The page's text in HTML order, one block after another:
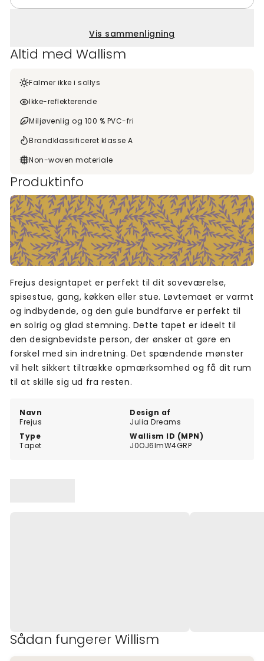
Vis sammenligning
Altid med Wallism
Falmer ikke i sollys
Ikke-reflekterende
Miljøvenlig og 100 % PVC-fri
Brandklassificeret klasse A
Non-woven materiale
Produktinfo
Navn
Frejus
Design af
Julia Dreams
Type
Tapet
Wallism ID (MPN)
J0OJ6lmW4GRP
Frejus designtapet er perfekt til dit soveværelse,
spisestue, gang, køkken eller stue. Løvtemaet er varmt
og indbydende, og den gule bundfarve er perfekt til
en solrig og glad stemning. Dette tapet er ideelt til
den designbevidste person, der ønsker at gøre en
forskel med sin indretning. Det spændende mønster
vil helt sikkert tiltrække opmærksomhed og få dit rum
til at skille sig ud fra resten.
Sådan fungerer Willism